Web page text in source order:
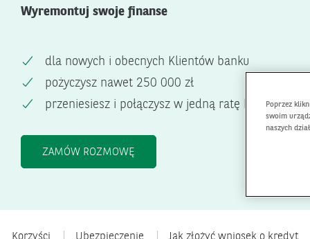
Wyremontuj swoje finanse
dla nowych i obecnych Klientów banku
pożyczysz nawet 250 000 zł
przeniesiesz i połączysz w jedną ratę kilka
ZAMÓW ROZMOWĘ
Poprzez
swoim
naszych